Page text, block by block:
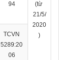
94
(từ
21/5/
2020
)
TCVN
5289:20
06